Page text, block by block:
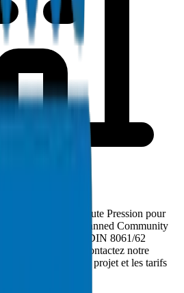
Raccords PVC Haute Pression pour
: Aljada Master-Planned Community
LM of PN16 DIN 8061/62
(150 tonnes). Contactez notre
les spécifications projet et les tarifs